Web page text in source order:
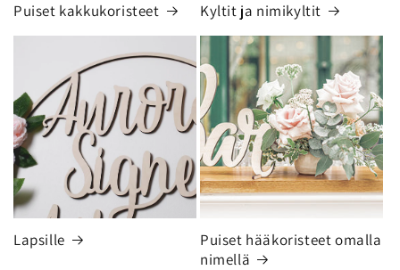
Puiset kakkukoristeet Kyltit ja nimikyltit
Lapsille
Puiset hääkoristeet omalla
nimellä